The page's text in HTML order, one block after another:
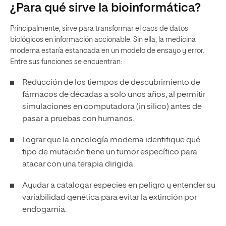
¿Para qué sirve la bioinformática?
Principalmente, sirve para transformar el caos de datos
biológicos en información accionable. Sin ella, la medicina
moderna estaría estancada en un modelo de ensayo y error.
Entre sus funciones se encuentran:
Reducción de los tiempos de descubrimiento de
fármacos de décadas a solo unos años, al permitir
simulaciones en computadora (in silico) antes de
pasar a pruebas con humanos.
Lograr que la oncología moderna identifique qué
tipo de mutación tiene un tumor específico para
atacar con una terapia dirigida.
Ayudar a catalogar especies en peligro y entender su
variabilidad genética para evitar la extinción por
endogamia.